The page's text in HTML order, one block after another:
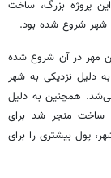
پروژه بزرگ، ساخت
۱۰۰ هزار واحد مسکن مهر در آن شروع شده
دلیل نزدیکی به شهر
همچنین به دلیل
ساخت منجر شد برای
پول بیشتری را برای